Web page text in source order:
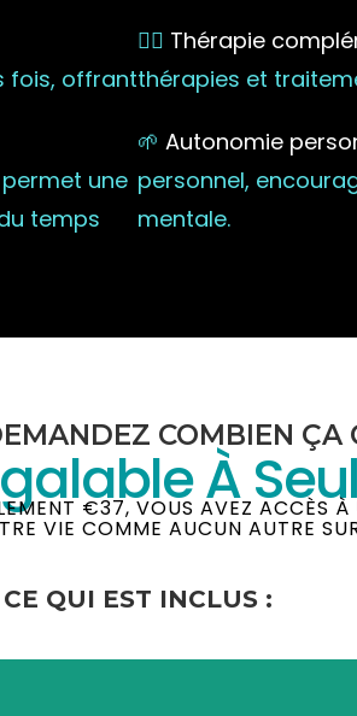
fois, offrant
permet une
temps
🧘‍♀️ Thérapie
thérapies et
🌱 Autonomie
personnel,
mentale.
COMBIEN ÇA
À
€37, VOUS AVEZ ACCÈS À
VIE COMME AUCUN AUTRE
CE QUI EST INCLUS :